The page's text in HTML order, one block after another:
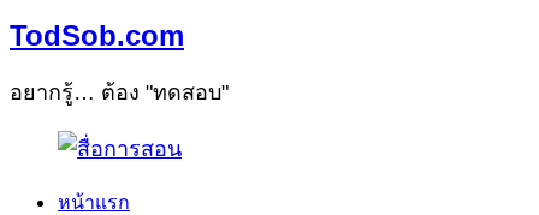
TodSob.com
อยากรู้… ต้อง "ทดสอบ"
หน้าแรก